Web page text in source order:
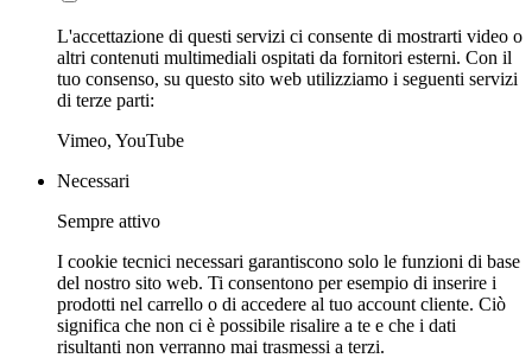
L'accettazione di questi servizi ci consente di mostrarti video o
altri contenuti multimediali ospitati da fornitori esterni. Con il
tuo consenso, su questo sito web utilizziamo i seguenti servizi
di terze parti:
Vimeo, YouTube
Necessari
Sempre attivo
I cookie tecnici necessari garantiscono solo le funzioni di base
del nostro sito web. Ti consentono per esempio di inserire i
prodotti nel carrello o di accedere al tuo account cliente. Ciò
significa che non ci è possibile risalire a te e che i dati
risultanti non verranno mai trasmessi a terzi.